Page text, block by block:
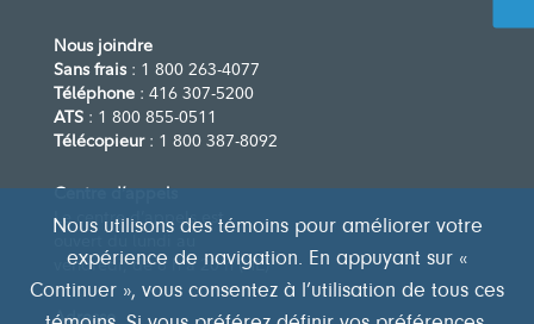
Nous joindre
Sans frais: 1 800 263-4077
Téléphone : 416 307-5200
ATS : 1 800 855-0511
Télécopieur: 1 800 387-8092
Centre d’appels
Le centre d’appels est
vendredi, de 8 h à 20 h (HE)
Adresse
Nous utilisons des témoins pour améliorer votre
expérience de navigation. En appuyant sur «
Continuer », vous consentez à l’utilisation de tous ces